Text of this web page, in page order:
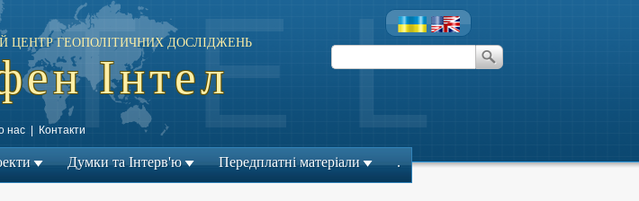
ЦЕНТР ГЕОПОЛІТИЧНИХ ДОСЛІДЖЕНЬ
Інтел
нас| Контакти
Думки та Інтерв'ю Передплатні матеріали .